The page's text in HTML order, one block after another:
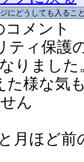
にどうしても入るこ
コメント
ティ保護
りました
た様な気
ん
月ほど